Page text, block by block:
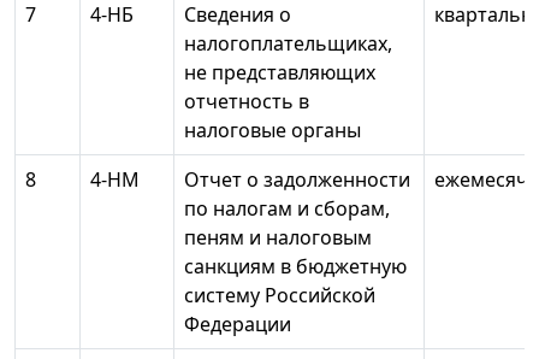
7 4-НБ
Сведения о
налогоплательщиках,
не представляющих
отчетность в
налоговые органы
8 4-НМ
Отчет о задолженности
по налогам и сборам,
пеням и налоговым
санкциям в бюджетную
систему Российской
Федерации